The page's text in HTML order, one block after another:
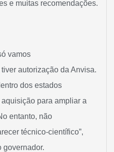
e muitas recomendações.
vamos
autorização da Anvisa.
dos estados
para ampliar a
entanto, não
técnico-científico”,
governador.